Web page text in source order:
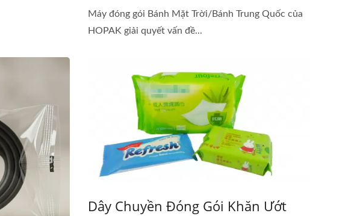
Máy đóng gói Bánh Mặt Trời/Bánh Trung Quốc của
HOPAK giải quyết vấn đề...
Dây Chuyền Đóng Gói Khăn Ướt